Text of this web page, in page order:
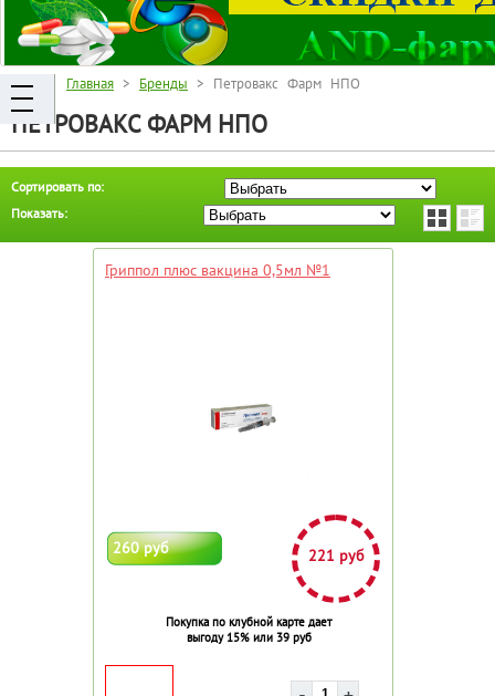
Главная > Бренды > Петровакс Фарм НПО
ПЕТРОВАКС ФАРМ НПО
Сортировать по:
Показать:
Гриппол плюс вакцина 0,5мл №1
260 руб 221 руб
Покупка по клубной карте дает
выгоду 15% или 39 руб